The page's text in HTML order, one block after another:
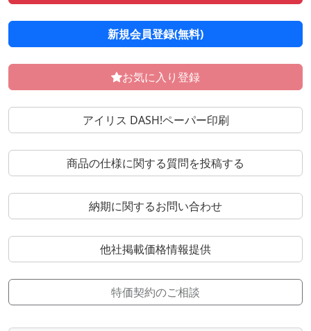
新規会員登録(無料)
お気に入り登録
アイリス DASH!ペーパー印刷
商品の仕様に関する質問を投稿する
納期に関するお問い合わせ
他社掲載価格情報提供
特価契約のご相談